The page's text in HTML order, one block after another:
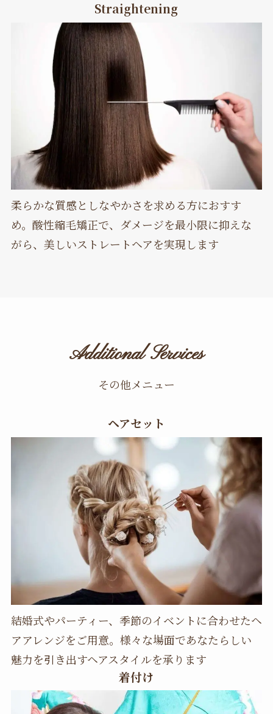
Straightening
柔らかな質感としなやかさを求める方におすす
め。酸性縮毛矯正で、ダメージを最小限に抑えな
がら、美しいストレートヘアを実現します
Additional Services
その他メニュー
ヘアセット
結婚式やパーティー、季節のイベントに合わせたヘ
アアレンジをご用意。様々な場面であなたらしい
魅力を引き出すヘアスタイルを承ります
着付け